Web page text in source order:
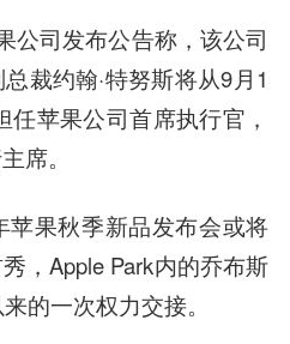
公司发布公告称，该公司
裁约翰·特努斯将从9月1
任苹果公司首席执行官，
席。
苹果秋季新品发布会或将
，Apple Park内的乔布斯
的一次权力交接。